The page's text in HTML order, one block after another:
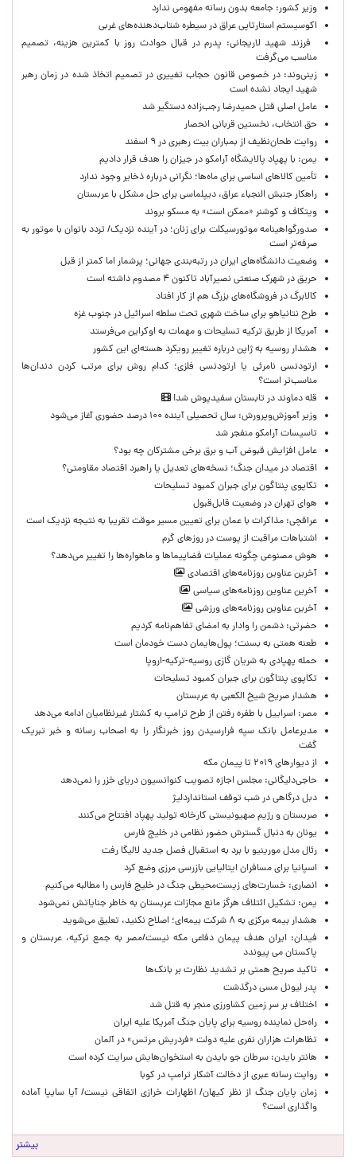
وزیر کشور: جامعه بدون رسانه مفهومی ندارد
اکوسیستم استارتاپی عراق در سیطره شتاب‌دهنده‌‌های غربی
فرزند شهید لاریجانی: پدرم در قبال حوادث روز با کمترین هزینه، تصمیم
مناسب می‌گرفت
زینی‌وند: در خصوص قانون حجاب تغییری در تصمیم اتخاذ شده در زمان رهبر
شهید ایجاد نشده است
عامل اصلی قتل حمیدرضا رجب‌زاده دستگیر شد
حق انتخاب، نخستین قربانی انحصار
روایت طحان‌نظیف از بمباران بیت رهبری در ۹ اسفند
یمن: با پهپاد پالایشگاه آرامکو در جیزان را هدف قرار دادیم
تأمین کالاهای اساسی برای ماه‌ها؛ نگرانی درباره ذخایر وجود ندارد
راهکار جنبش النجباء عراق، دیپلماسی برای حل مشکل با عربستان
ویتکاف و کوشنر «ممکن است» به مسکو بروند
صدورگواهینامه موتورسیکلت برای زنان؛ در آینده نزدیک/ تردد بانوان با موتور به‌
صرفه‌تر است
وضعیت دانشگاه‌های ایران در رتبه‌بندی جهانی؛ پرشمار اما کمتر از قبل
حریق در شهرک صنعتی نصیرآباد تاکنون ۴ مصدوم داشته است
کالابرگ در فروشگاه‌های بزرگ هم از کار افتاد
طرح نتانیاهو برای ساخت شهری تحت سلطه اسرائیل در جنوب غزه
آمریکا از طریق ترکیه تسلیحات و مهمات به اوکراین می‌فرستد
هشدار روسیه به ژاپن درباره تغییر رویکرد هسته‌ای این کشور
ارتودنسی نامرئی یا ارتودنسی فلزی؛ کدام روش برای مرتب کردن دندان‌ها
مناسب‌تر است؟
قله دماوند در تابستان سفیدپوش شد!
وزیر آموزش‌وپرورش: سال تحصیلی آینده ۱۰۰ درصد حضوری آغاز می‌شود
تاسیسات آرامکو منفجر شد
عامل افزایش قبوض آب و برق برخی مشترکان چه بود؟
اقتصاد در میدان جنگ؛ نسخه‌های تعدیل یا راهبرد اقتصاد مقاومتی؟
تکاپوی پنتاگون برای جبران کمبود تسلیحات
هوای تهران در وضعیت قابل‌قبول
عراقچی: مذاکرات با عمان برای تعیین مسیر موقت تقریبا به نتیجه نزدیک است
اشتباهات مراقبت از پوست در روزهای گرم
هوش مصنوعی چگونه عملیات فضاپیماها و ماهواره‌ها را تغییر می‌دهد؟
آخرین عناوین روزنامه‌های اقتصادی
آخرین عناوین روزنامه‌های سیاسی
آخرین عناوین روزنامه‌های ورزشی
حضرتی: دشمن را وادار به امضای تفاهم‌نامه کردیم
طعنه همتی به بسنت؛ پول‌هایمان دست خودمان است
حمله پهپادی به شریان گازی روسیه-ترکیه-اروپا
تکاپوی پنتاگون برای جبران کمبود تسلیحات
هشدار صریح شیخ الکعبی به عربستان
مصر: اسراییل با طفره رفتن از طرح ترامپ به کشتار غیرنظامیان ادامه می‌دهد
مدیرعامل بانک سپه فرارسیدن روز خبرنگار را به اصحاب رسانه و خبر تبریک
گفت
از دیوارهای ۲۰۱۹ تا پیمان مکه
حاجی‌دلیگانی: مجلس اجازه تصویب کنوانسیون دریای خزر را نمی‌دهد
دبل درگاهی در شب توقف استانداردلیژ
صربستان و رژیم صهیونیستی کارخانه تولید پهپاد افتتاح می‌کنند
یونان به دنبال گسترش حضور نظامی در خلیج فارس
رئال مدل مورینیو با برد به استقبال فصل جدید لالیگا رفت
اسپانیا برای مسافران ایتالیایی بازرسی مرزی وضع کرد
انصاری: خسارت‌های زیست‌محیطی جنگ در خلیج فارس را مطالبه‌ می‌کنیم
یمن: تشکیل ائتلاف هرگز مانع مجازات عربستان به خاطر جنایاتش نمی‌شود
هشدار بیمه مرکزی به ۸ شرکت بیمه‌ای؛ اصلاح نکنید، تعلیق می‌شوید
فیدان: ایران هدف پیمان دفاعی مکه نیست/مصر به جمع ترکیه، عربستان و
پاکستان می پیوندد
تاکید صریح همتی بر تشدید نظارت بر بانک‌ها
پدر لیونل مسی درگذشت
اختلاف بر سر زمین کشاورزی منجر به قتل شد
راه‌حل نماینده روسیه برای پایان جنگ آمریکا علیه ایران
تظاهرات هزاران نفری علیه دولت «فردریش مرتس» در آلمان
هانتر بایدن: سرطان جو بایدن به استخوان‌هایش سرایت کرده است
روایت رسانه عبری از دخالت آشکار ترامپ در کوبا
زمان پایان جنگ از نظر کیهان/ اظهارات خرازی اتفاقی نیست/ آیا سایپا آماده
واگذاری است؟
بیشتر